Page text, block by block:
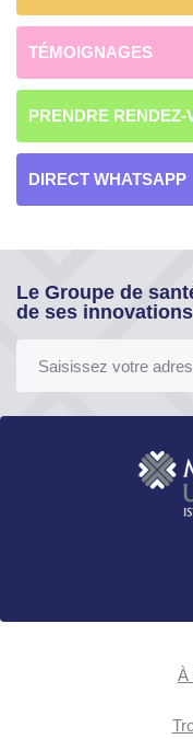
TÉMOIGNAGES
PRENDRE RENDEZ-
DIRECT WHATSAPP
Le Groupe de
de ses
À